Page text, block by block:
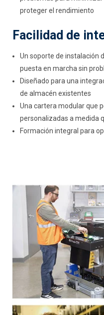
proteger el rendimiento
Facilidad de
Un soporte de instalación
puesta en marcha sin
Diseñado para una
de almacén existentes
Una cartera modular que
personalizadas a medida
Formación integral para